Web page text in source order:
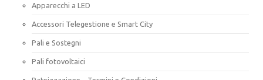
Apparecchi a LED
Accessori Telegestione e Smart City
Pali e Sostegni
Pali fotovoltaici